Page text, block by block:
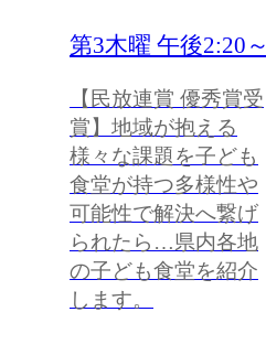
第3木曜 午後2:20～
【民放連賞 優秀賞受
賞】地域が抱える
様々な課題を子ども
食堂が持つ多様性や
可能性で解決へ繋げ
られたら…県内各地
の子ども食堂を紹介
します。